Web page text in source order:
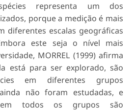
representa um dos
porque a medição é mais
diferentes escalas geográficas
este seja o nível mais
MORREL (1999) afirma
está para ser explorado, são
em diferentes grupos
não foram estudadas, e
todos os grupos são